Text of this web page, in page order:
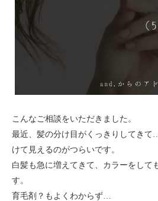
こんなご相談をいただきました。
最近、髪の分け目がくっきりしてき
けて見えるのがつらいです。
白髪も急に増えてきて、カラーをして
す。
育毛剤？もよくわからず…